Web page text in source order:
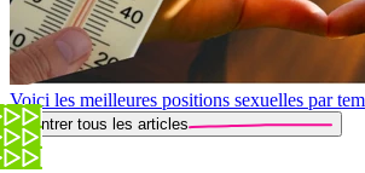
Voici les meilleures positions sexuelles par
Montrer tous les articles